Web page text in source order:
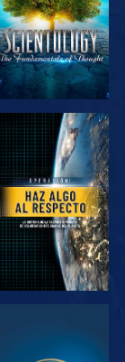
VE
VE